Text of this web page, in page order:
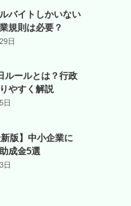
バイトしかいない
規則は必要？
日
ルールとは？行政
やすく解説
日
新版】中小企業に
成金5選
日